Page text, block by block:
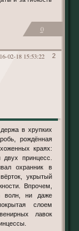
0
2
02-18 15:53:22
рождённая
краях:
принцесс.
охранник в
укрытый
Впрочем,
волн, ни даже
слоем
лавок